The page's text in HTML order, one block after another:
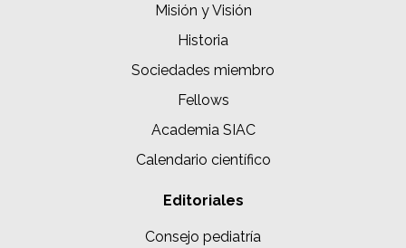
Misión y Visión
Historia
Sociedades miembro
Fellows
Academia SIAC
Calendario científico
Editoriales
Consejo pediatría